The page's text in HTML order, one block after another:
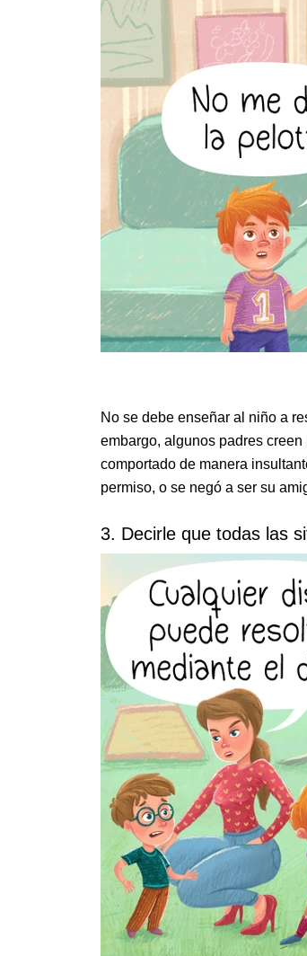
No se debe enseñar al niño a
embargo, algunos padres
comportado de manera
permiso, o se negó a ser su
3. Decirle que todas las